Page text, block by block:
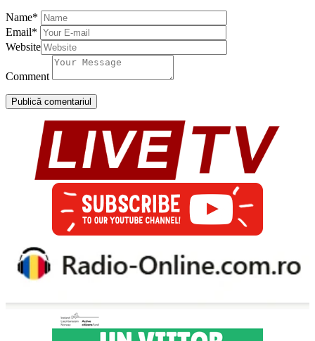
Name*
Email*
Website
Comment